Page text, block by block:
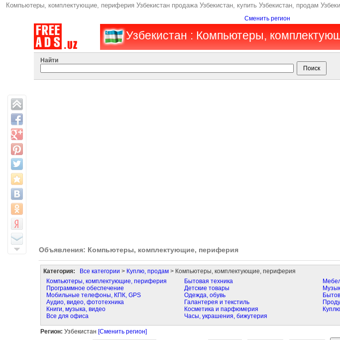
Компьютеры, комплектующие, периферия Узбекистан продажа Узбекистан, купить Узбекистан, продам
Сменить регион
Узбекистан : Компьютеры,
Найти
Объявления: Компьютеры, комплектующие, периферия
Категория: Все категории > Куплю, продам> Компьютеры, комплектующие, периферия
Компьютеры, комплектующие, периферия
Программное обеспечение
Мобильные телефоны, КПК, GPS
Аудио, видео, фототехника
Книги, музыка, видео
Все для офиса
Бытовая техника
Детские товары
Одежда, обувь
Галантерея и текстиль
Косметика и парфюмерия
Часы, украшения, бижутерия
Регион: Узбекистан [Сменить регион]